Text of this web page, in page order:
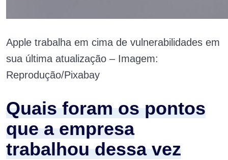
Apple trabalha em cima de vulnerabilidades em
sua última atualização – Imagem:
Reprodução/Pixabay
Quais foram os pontos
que a empresa
trabalhou dessa vez